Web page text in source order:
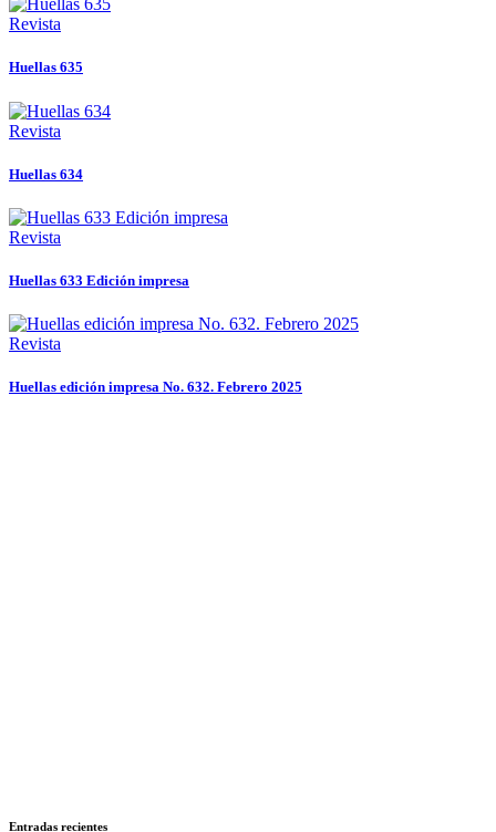
Revista
Huellas 635
Revista
Huellas 634
Revista
Huellas 633 Edición impresa
Revista
Huellas edición impresa No. 632. Febrero 2025
Entradas recientes